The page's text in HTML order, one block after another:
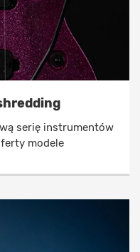
serię instrumentów
modele